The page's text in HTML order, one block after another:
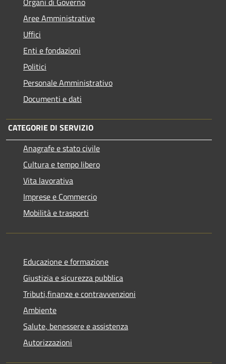
Aree Amministrative
Uffici
Enti e fondazioni
Politici
Personale Amministrativo
Documenti e dati
CATEGORIE DI SERVIZIO
Anagrafe e stato civile
Cultura e tempo libero
Vita lavorativa
Imprese e Commercio
Mobilità e trasporti
Educazione e formazione
Giustizia e sicurezza pubblica
Tributi,finanze e contravvenzioni
Ambiente
Salute, benessere e assistenza
Autorizzazioni